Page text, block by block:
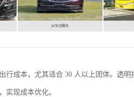
成本，尤其适合 30 人以上团体。透明
实现成本优化。